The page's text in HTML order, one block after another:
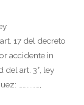
17 del decreto
accidente in
del art. 3°, ley
……………,